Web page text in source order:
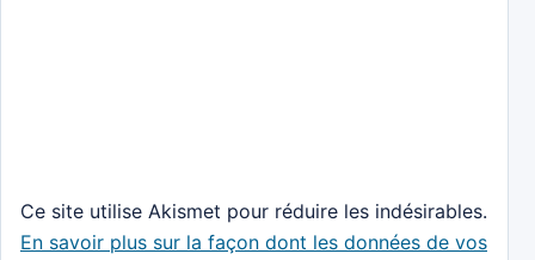
Ce site utilise Akismet pour réduire les indésirables.
En savoir plus sur la façon dont les données de vos